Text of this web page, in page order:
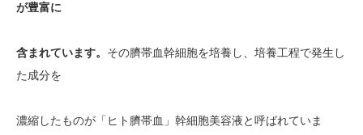
が豊富に
含まれています。 その臍帯血幹細胞を培養し、培養工程で発生し
た成分を
濃縮したものが「ヒト臍帯血」幹細胞美容液と呼ばれていま